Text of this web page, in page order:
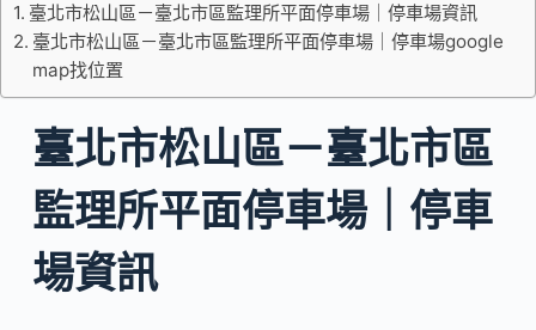
臺北市松山區－臺北市區監理所平面停車場｜停車場資訊
臺北市松山區－臺北市區監理所平面停車場｜停車場google
map找位置
臺北市松山區－臺北市區
監理所平面停車場｜停車
場資訊